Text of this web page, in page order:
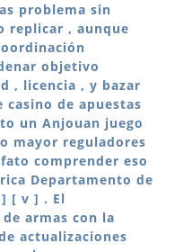
problema sin
replicar , aunque
objetivo
, licencia , y bazar
de apuestas
un Anjouan juego
mayor reguladores
comprender eso
Departamento de
[ v ] . El
armas con la
actualizaciones